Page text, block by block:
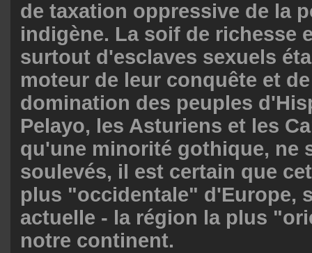
de taxation oppressive de la
indigène. La soif de richesse
surtout d'esclaves sexuels
moteur de leur conquête et
domination des peuples
Pelayo, les Asturiens et les
qu'une minorité gothique, ne
soulevés, il est certain que
plus "occidentale" d'Europe,
actuelle - la région la plus
notre continent.